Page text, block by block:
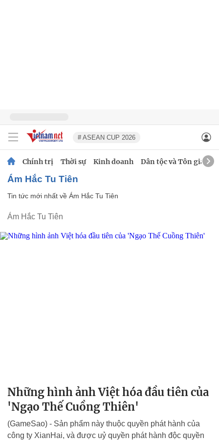
# ASEAN CUP 2026
Chính trị Thời sự Kinh doanh Dân tộc và Tôn giáo
Ám Hắc Tu Tiên
Tin tức mới nhất về Ám Hắc Tu Tiên
Ám Hắc Tu Tiên
Những hình ảnh Việt hóa đầu tiên của
'Ngạo Thế Cuồng Thiên'
(GameSao) - Sản phẩm này thuộc quyền phát hành của
công ty XianHai, và được uỷ quyền phát hành độc quyền